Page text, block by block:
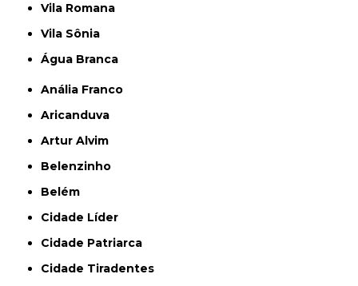
Vila Romana
Vila Sônia
Água Branca
Anália Franco
Aricanduva
Artur Alvim
Belenzinho
Belém
Cidade Líder
Cidade Patriarca
Cidade Tiradentes